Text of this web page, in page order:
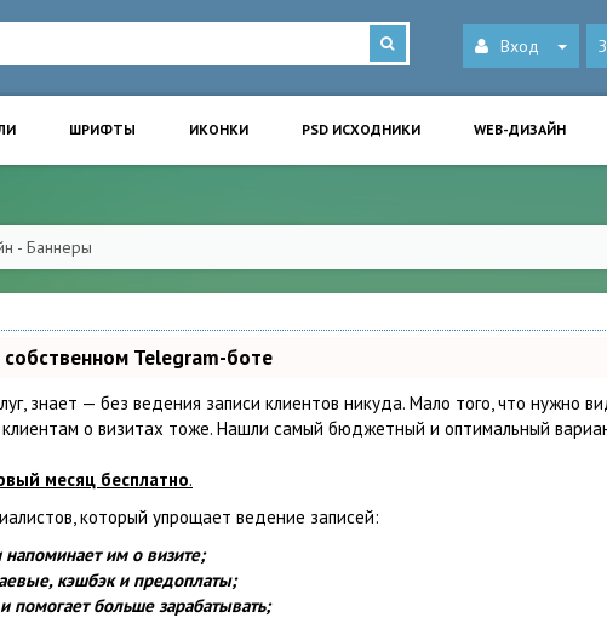
Вход
ШРИФТЫ ИКОНКИ PSD ИСХОДНИКИ WEB-ДИЗАЙН
- Баннеры
собственном Telegram-боте
знает — без ведения записи клиентов никуда. Мало того, что нужно
клиентам о визитах тоже. Нашли самый бюджетный и оптимальный
месяц бесплатно.
который упрощает ведение записей:
им о визите;
кэшбэк и предоплаты;
помогает больше зарабатывать;